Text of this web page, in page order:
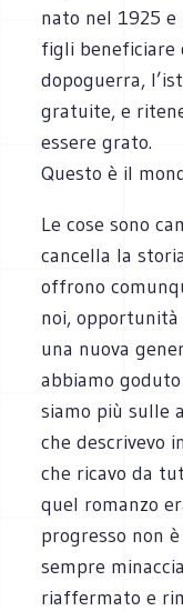
nato nel 1925
figli beneficiare
dopoguerra,
gratuite, e
essere grato.
Questo è il
Le cose sono
cancella la
offrono
noi,
una nuova
abbiamo
siamo più sulle
che descrivevo
che ricavo da
quel romanzo
progresso non
sempre
riaffermato e